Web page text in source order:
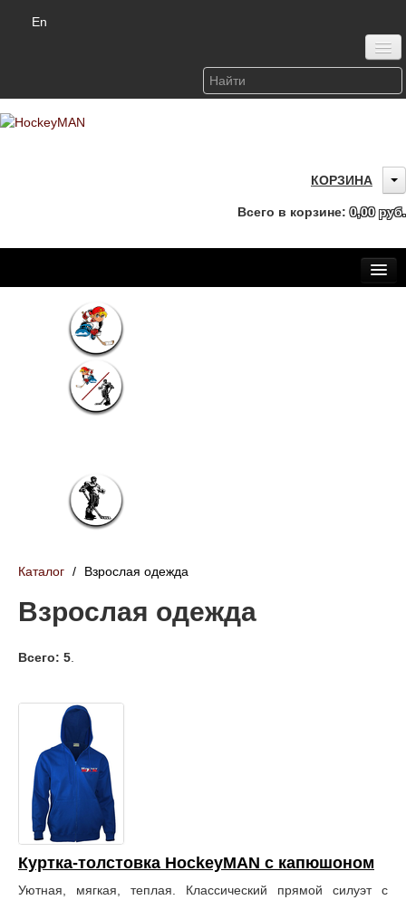
En
Войти или зарегистрироваться
КОРЗИНА
Всего в корзине: 0,00 руб.
О бренде HockeyMAN
Доставка и оплата
Франчайзинг
Каталог / Взрослая одежда
Взрослая одежда
Всего: 5
Куртка-толстовка HockeyMAN с капюшоном
Уютная, мягкая, теплая. Классический прямой силуэт с